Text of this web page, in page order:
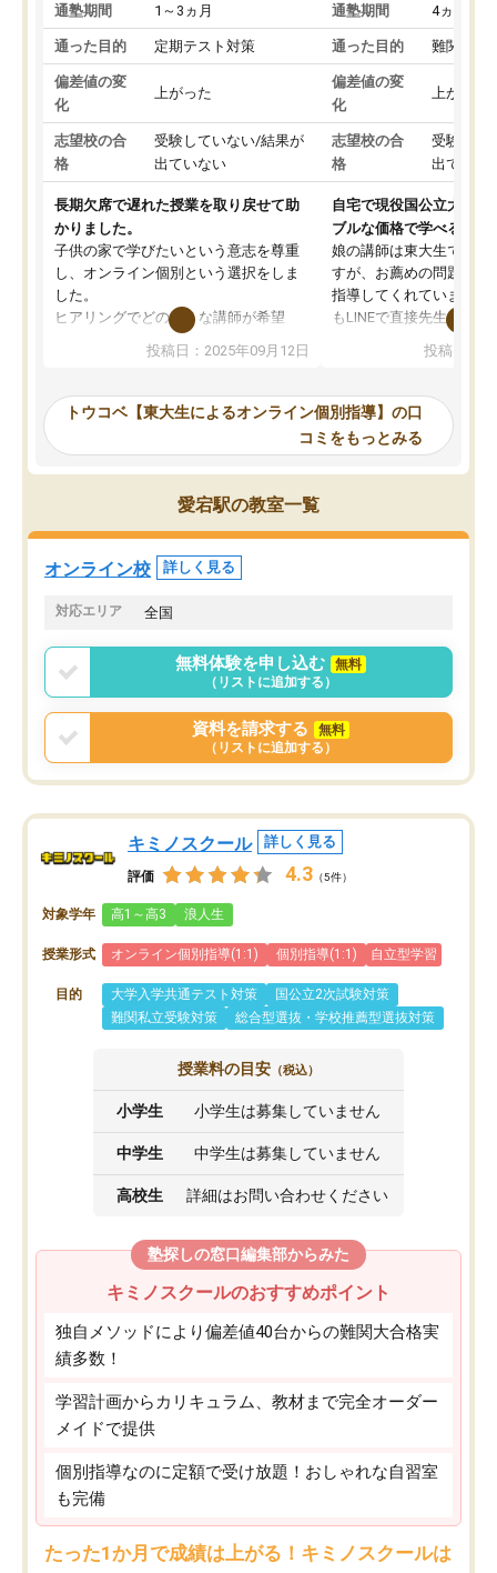
通塾期間 1～3ヵ月
通った目的 定期テスト対策
偏差値の変
化
上がった
志望校の合
格
受験していない/結果が
出ていない
長期欠席で遅れた授業を取り戻せて助
かりました。
子供の家で学びたいという意志を尊重
し、オンライン個別という選択をしま
した。
ヒアリングでどのような講師が希望
か、オプションは付帯するかなど選ぶ
事が出来ました。
ーティングを行い、その講師で良いか
見てから講師を決定する事ができま
す。
うちの子は、初回面談の講師の方で決
オンラインツールを使用した単語帳の
共有があり宿題もそちらで出される形
でした。
言う事で講師変更の申し出があり、あ
まりに短期での変更だった為、塾に通
う事にして退会しました。遅れも取り
戻せ、授業内容や講師の方は良かった
と思います。
投稿日：2025年09月12日
通塾期間 4ヵ月～1
通った目的 難関私立
偏差値の変
化
上がった
志望校の合
格
受験して
出ていな
自宅で現役国公立大学生
ブルな価格で学べる
娘の講師は東大生では無
すが、お薦めの問題集や
指導してくれています。
もLINEで直接先生に質問
めれるので、個人に合
いなのがあり(有料)、受
ことをどんなスケジュー
くか相談したのですが、
ち期待したものではなく
くなってきたようなので
投稿日：
トウコベ【東大生によるオンライン個別指導】の口
コミをもっとみる
愛宕駅の教室一覧
オンライン校 詳しく見る
対応エリア 全国
無料体験を申し込む
無料
（リストに追加する）
資料を請求する
無料
（リストに追加する）
キミノスクール 詳しく見る
評価 4.3 （5件）
対象学年 高1～高3 浪人生
授業形式 オンライン個別指導(1:1) 個別指導(1:1) 自立型学習
目的 大学入学共通テスト対策
国公立2次試験対策
難関私立受験対策
総合型選抜・学校推薦型選抜対策
授業料の目安 （税込）
小学生 小学生は募集していません
中学生 中学生は募集していません
高校生 詳細はお問い合わせください
塾探しの窓口編集部からみた
キミノスクールのおすすめポイント
独自メソッドにより偏差値40台からの難関大合格実
績多数！
学習計画からカリキュラム、教材まで完全オーダー
メイドで提供
個別指導なのに定額で受け放題！おしゃれな自習室
も完備
たった1か月で成績は上がる！キミノスクールは